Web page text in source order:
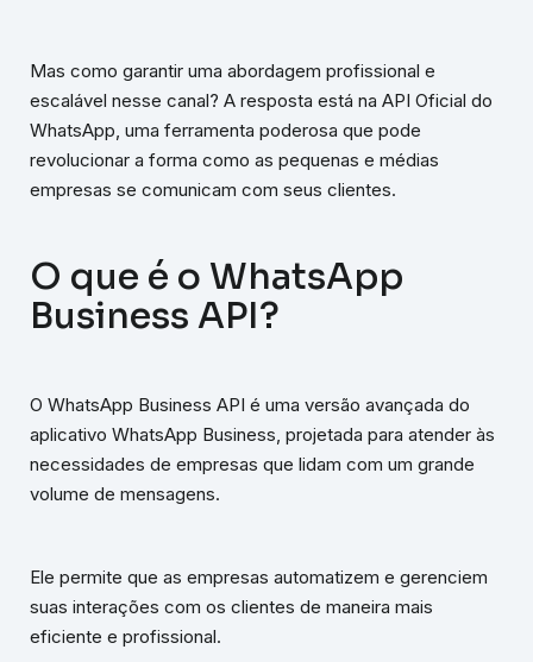
Mas como garantir uma abordagem profissional e
escalável nesse canal? A resposta está na API Oficial do
WhatsApp, uma ferramenta poderosa que pode
revolucionar a forma como as pequenas e médias
empresas se comunicam com seus clientes.
O que é o WhatsApp
Business API?
O WhatsApp Business API é uma versão avançada do
aplicativo WhatsApp Business, projetada para atender às
necessidades de empresas que lidam com um grande
volume de mensagens.
Ele permite que as empresas automatizem e gerenciem
suas interações com os clientes de maneira mais
eficiente e profissional.